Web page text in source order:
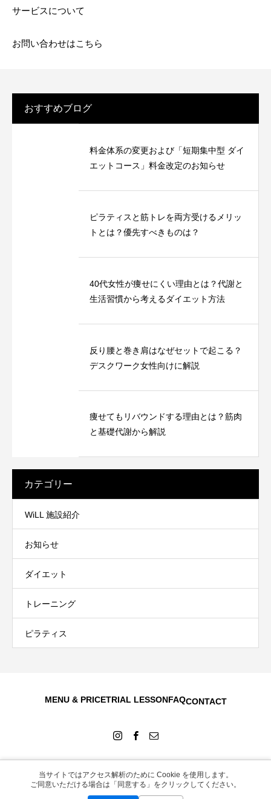
サービスについて
お問い合わせはこちら
おすすめブログ
料金体系の変更および「短期集中型 ダイ
エットコース」料金改定のお知らせ
ピラティスと筋トレを両方受けるメリッ
トとは？優先すべきものは？
40代女性が痩せにくい理由とは？代謝と
生活習慣から考えるダイエット方法
反り腰と巻き肩はなぜセットで起こる？
デスクワーク女性向けに解説
痩せてもリバウンドする理由とは？筋肉
と基礎代謝から解説
カテゴリー
WiLL 施設紹介
お知らせ
ダイエット
トレーニング
ピラティス
MENU & PRICETRIAL LESSONFAQCONTACT
Copyright © 2026
当サイトではアクセス解析のために Cookie を使用します。
ご同意いただける場合は「同意する」をクリックしてください。